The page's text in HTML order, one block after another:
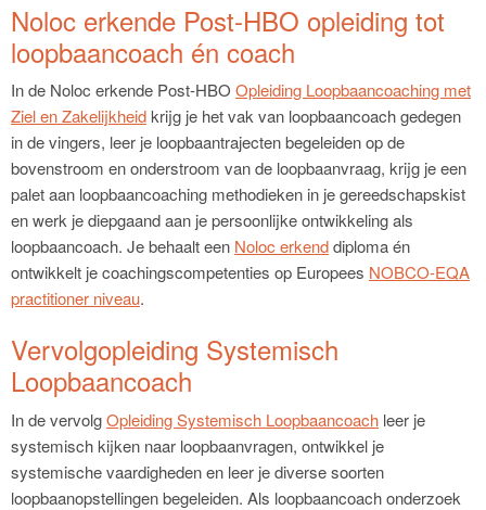
Noloc erkende Post-HBO opleiding tot
loopbaancoach én coach
In de Noloc erkende Post-HBO Opleiding Loopbaancoaching met
Ziel en Zakelijkheidkrijg je het vak van loopbaancoach gedegen
in de vingers, leer je loopbaantrajecten begeleiden op de
bovenstroom en onderstroom van de loopbaanvraag, krijg je een
palet aan loopbaancoaching methodieken in je gereedschapskist
en werk je diepgaand aan je persoonlijke ontwikkeling als
loopbaancoach. Je behaalt een Noloc erkenddiploma én
ontwikkelt je coachingscompetenties op Europees NOBCO-EQA
practitioner niveau.
Vervolgopleiding Systemisch
Loopbaancoach
In de vervolgOpleiding Systemisch Loopbaancoach leer je
systemisch kijken naar loopbaanvragen, ontwikkel je
systemische vaardigheden en leer je diverse soorten
loopbaanopstellingen begeleiden. Als loopbaancoach onderzoek